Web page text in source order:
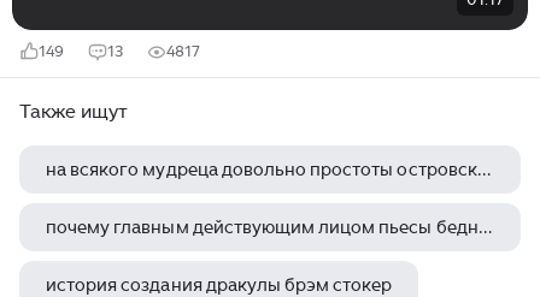
149 13 4817
Также ищут
на всякого мудреца довольно простоты островский история создания
почему главным действующим лицом пьесы бедность не порок а н островский сделал любима торцова
история создания дракулы брэм стокер